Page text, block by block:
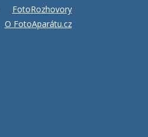
FotoRozhovory
O FotoAparátu.cz